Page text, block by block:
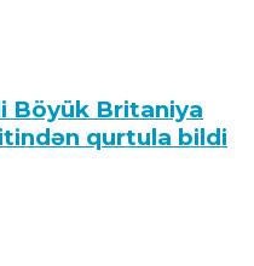
Böyük Britaniya
qurtula bildi